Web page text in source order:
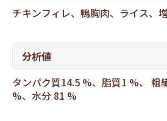
チキンフィレ、鴨胸肉、ライス、
分析値
タンパク質14.5 %、脂質1 %、 粗
%、水分 81 %